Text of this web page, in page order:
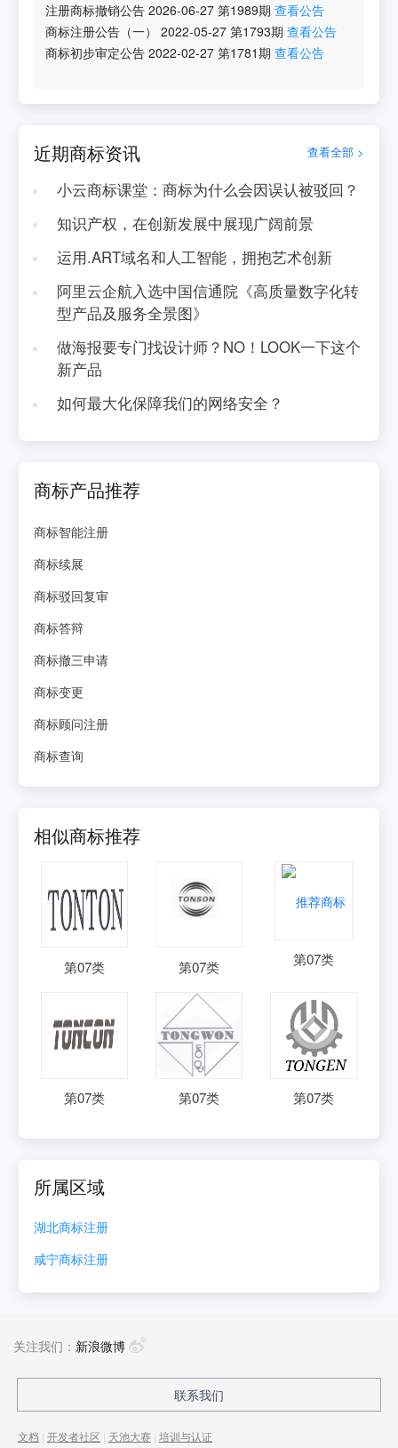
注册商标撤销公告 2026-06-27 第1989期 查看公告
商标注册公告（一）
2022-05-27 第1793期 查看公告
商标初步审定公告 2022-02-27 第1781期 查看公告
近期商标资讯 查看全部 >
小云商标课堂：商标为什么会因误认被驳回？
知识产权，在创新发展中展现广阔前景
运用.ART域名和人工智能，拥抱艺术创新
阿里云企航入选中国信通院《高质量数字化转
型产品及服务全景图》
做海报要专门找设计师？NO！LOOK一下这个
新产品
如何最大化保障我们的网络安全？
商标产品推荐
商标智能注册
商标续展
商标驳回复审
商标答辩
商标撤三申请
商标变更
商标顾问注册
商标查询
相似商标推荐
第07类 第07类 第07类
第07类 第07类 第07类
所属区域
湖北商标注册
咸宁商标注册